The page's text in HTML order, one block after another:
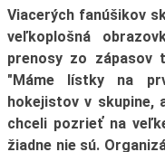
Viacerých fanúšikov
veľkoplošná
prenosy zo zápasov
"Máme lístky na
hokejistov v skupine,
chceli pozrieť na
žiadne nie sú.